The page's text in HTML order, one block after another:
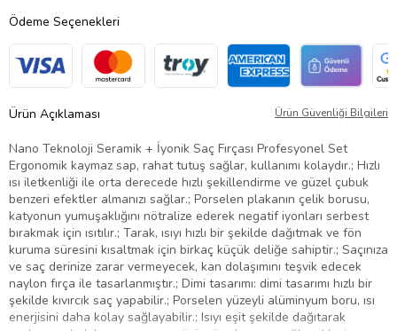
Ödeme Seçenekleri
Ürün Açıklaması Ürün Güvenliği Bilgileri
Nano Teknoloji Seramik + İyonik Saç Fırçası Profesyonel Set
Ergonomik kaymaz sap, rahat tutuş sağlar, kullanımı kolaydır.; Hızlı
ısı iletkenliği ile orta derecede hızlı şekillendirme ve güzel çubuk
benzeri efektler almanızı sağlar.; Porselen plakanın çelik borusu,
katyonun yumuşaklığını nötralize ederek negatif iyonları serbest
bırakmak için ısıtılır.; Tarak, ısıyı hızlı bir şekilde dağıtmak ve fön
kuruma süresini kısaltmak için birkaç küçük deliğe sahiptir.; Saçınıza
ve saç derinize zarar vermeyecek, kan dolaşımını teşvik edecek
naylon fırça ile tasarlanmıştır.; Dimi tasarımı: dimi tasarımı hızlı bir
şekilde kıvırcık saç yapabilir.; Porselen yüzeyli alüminyum boru, ısı
enerjisini daha kolay sağlayabilir.; Isıyı eşit şekilde dağıtarak